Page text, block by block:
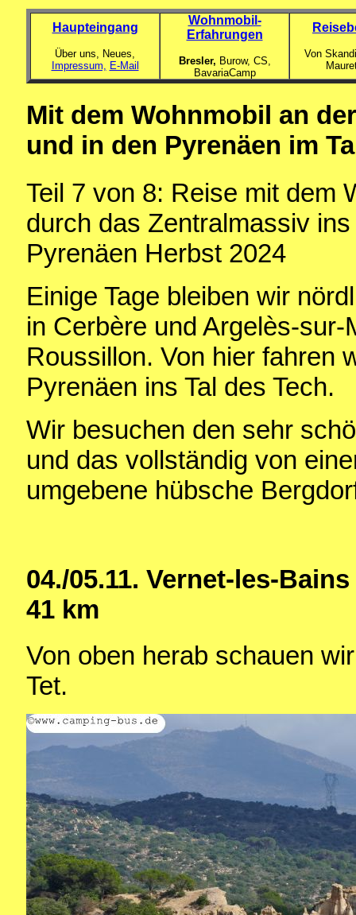
Haupteingang
Über uns, Neues,
Impressum, E-Mail
Wohnmobil-
Erfahrungen
Bresler, Burow, CS,
BavariaCamp
Von
Mit dem Wohnmobil an
und in den Pyrenäen im
Teil 7 von 8: Reise mit dem
durch das Zentralmassiv
Pyrenäen Herbst 2024
Einige Tage bleiben wir
in Cerbère und Argelès-
Roussillon. Von hier fahren
Pyrenäen ins Tal des Tech.
Wir besuchen den sehr
und das vollständig von
umgebene hübsche
04./05.11. Vernet-les-
41 km
Von oben herab schauen
Tet.